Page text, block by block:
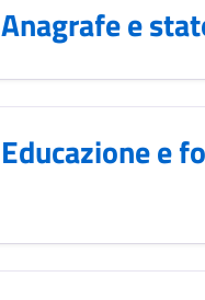
Anagrafe e
Educazione e